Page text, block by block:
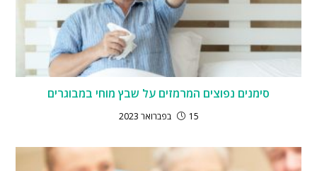
סימנים נפוצים המרמזים על שבץ מוחי במבוגרים
15 בפברואר 2023